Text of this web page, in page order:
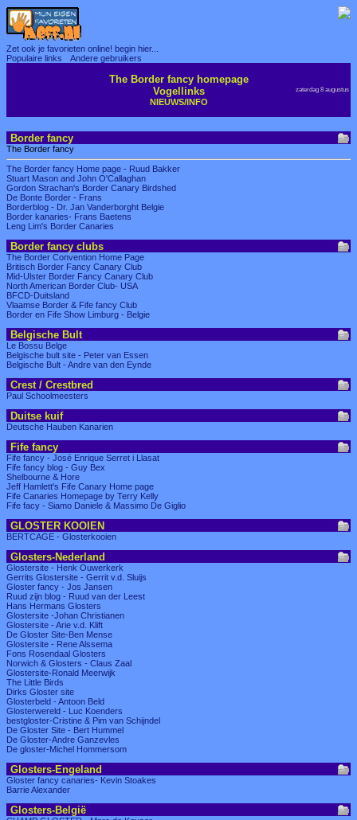
Zet ook je favorieten online! begin hier...
Populaire links
Andere gebruikers
The Border fancy homepage
Vogellinks
NIEUWS/INFO
zaterdag 8 augustus
Border fancy
The Border fancy
The Border fancy Home page - Ruud Bakker
Stuart Mason and John O'Callaghan
Gordon Strachan's Border Canary Birdshed
De Bonte Border - Frans
Borderblog - Dr. Jan Vanderborght Belgie
Border kanaries- Frans Baetens
Leng Lim's Border Canaries
Border fancy clubs
The Border Convention Home Page
Britisch Border Fancy Canary Club
Mid-Ulster Border Fancy Canary Club
North American Border Club- USA
BFCD-Duitsland
Vlaamse Border & Fife fancy Club
Border en Fife Show Limburg - Belgie
Belgische Bult
Le Bossu Belge
Belgische bult site - Peter van Essen
Belgische Bult - Andre van den Eynde
Crest / Crestbred
Paul Schoolmeesters
Duitse kuif
Deutsche Hauben Kanarien
Fife fancy
Fife fancy - José Enrique Serret i Llasat
Fife fancy blog - Guy Bex
Shelbourne & Hore
Jeff Hamlett's Fife Canary Home page
Fife Canaries Homepage by Terry Kelly
Fife facy - Siamo Daniele & Massimo De Giglio
GLOSTER KOOIEN
BERTCAGE - Glosterkooien
Glosters-Nederland
Glostersite - Henk Ouwerkerk
Gerrits Glostersite - Gerrit v.d. Sluijs
Gloster fancy - Jos Jansen
Ruud zijn blog - Ruud van der Leest
Hans Hermans Glosters
Glostersite -Johan Christianen
Glostersite - Arie v.d. Klift
De Gloster Site-Ben Mense
Glostersite - Rene Alssema
Fons Rosendaal Glosters
Norwich & Glosters - Claus Zaal
Glostersite-Ronald Meerwijk
The Little Birds
Dirks Gloster site
Glosterbeld - Antoon Beld
Glosterwereld - Luc Koenders
bestgloster-Cristine & Pim van Schijndel
De Gloster Site - Bert Hummel
De Gloster-Andre Ganzevles
De gloster-Michel Hommersom
Glosters-Engeland
Gloster fancy canaries- Kevin Stoakes
Barrie Alexander
Glosters-België